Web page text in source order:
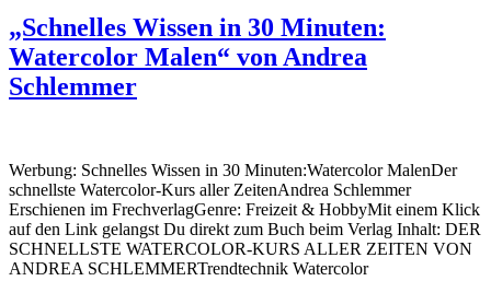
„Schnelles Wissen in 30 Minuten:
Watercolor Malen“ von Andrea
Schlemmer
Werbung: Schnelles Wissen in 30 Minuten:Watercolor MalenDer
schnellste Watercolor-Kurs aller ZeitenAndrea Schlemmer
Erschienen im FrechverlagGenre: Freizeit & HobbyMit einem Klick
auf den Link gelangst Du direkt zum Buch beim Verlag Inhalt: DER
SCHNELLSTE WATERCOLOR-KURS ALLER ZEITEN VON
ANDREA SCHLEMMERTrendtechnik Watercolor